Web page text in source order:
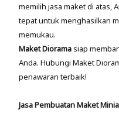
memilih jasa maket di atas,
tepat untuk menghasilkan
memukau.
Maket Dioramasiap
Anda. Hubungi Maket
penawaran terbaik!
Jasa Pembuatan Maket